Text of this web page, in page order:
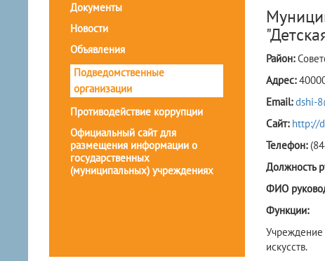
Документы
Новости
Объявления
Подведомственные
организации
Противодействие коррупции
Официальный сайт для
размещения информации о
государственных
(муниципальных) учреждениях
Район:
Адрес:
Email:dshi-
Сайт: http://
Телефон:
Должность
ФИО
Функции:
Учреждение
искусств.